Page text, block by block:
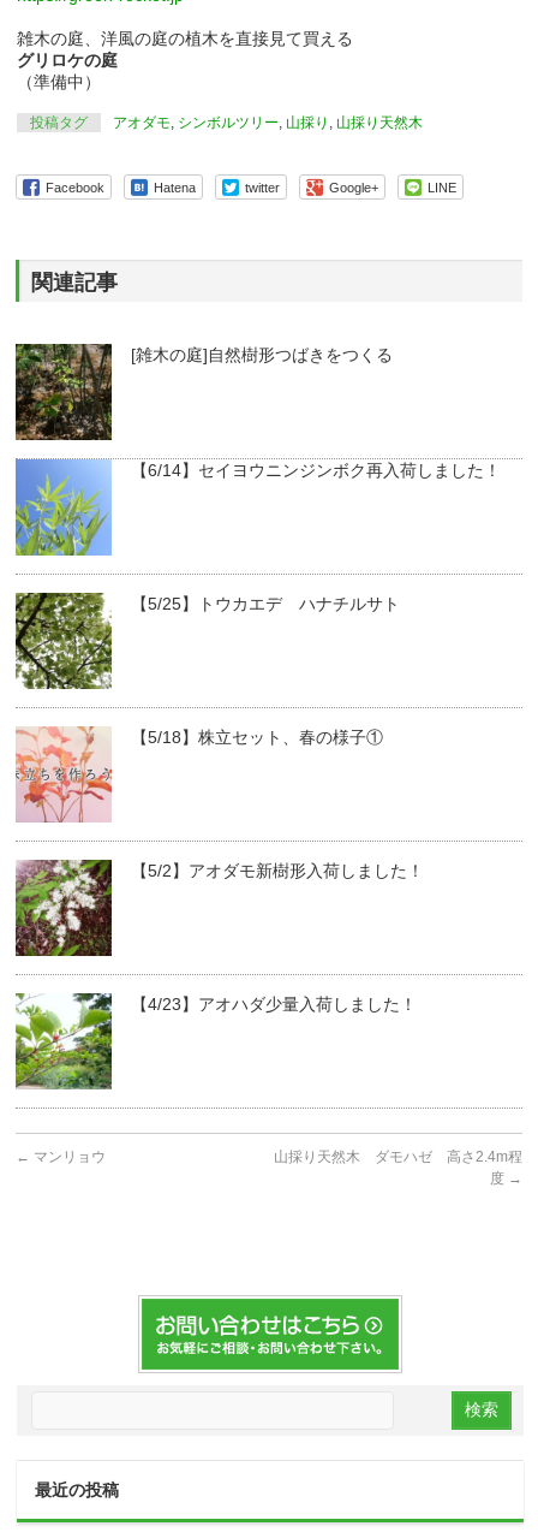
雑木の庭、洋風の庭の植木を直接見て買える
グリロケの庭
（準備中）
投稿タグ アオダモ シンボルツリー 山採り 山採り天然木
Facebook Hatena twitter Google+ LINE
関連記事
[雑木の庭]自然樹形つばきをつくる
【6/14】セイヨウニンジンボク再入荷しました！
【5/25】トウカエデ ハナチルサト
【5/18】株立セット、春の様子①
【5/2】アオダモ新樹形入荷しました！
【4/23】アオハダ少量入荷しました！
← マンリョウ
山採り天然木 ダモハゼ 高さ2.4m程
度 →
最近の投稿